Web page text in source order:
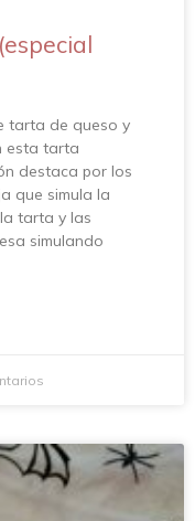
tarta de queso y
esta tarta
destaca por los
que simula la
tarta y las
simulando